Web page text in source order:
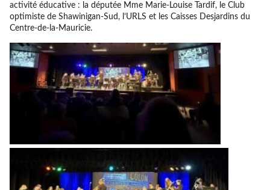
activité éducative : la députée Mme Marie-Louise Tardif, le Club
optimiste de Shawinigan-Sud, l’URLS et les Caisses Desjardins du
Centre-de-la-Mauricie.